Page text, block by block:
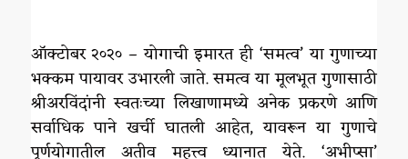
ऑक्टोबर २०२० – योगाची इमारत ही ‘समत्व’ या गुणाच्या
भक्कम पायावर उभारली जाते. समत्व या मूलभूत गुणासाठी
श्रीअरविंदांनी स्वतःच्या लिखाणामध्ये अनेक प्रकरणे आणि
सर्वाधिक पाने खर्ची घातली आहेत, यावरून या गुणाचे
पूर्णयोगातील अतीव महत्त्व ध्यानात येते. ‘अभीप्सा’